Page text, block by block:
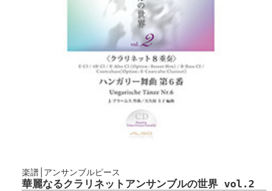
楽譜│アンサンブルピース
華麗なるクラリネットアンサンブルの世界 vol.2